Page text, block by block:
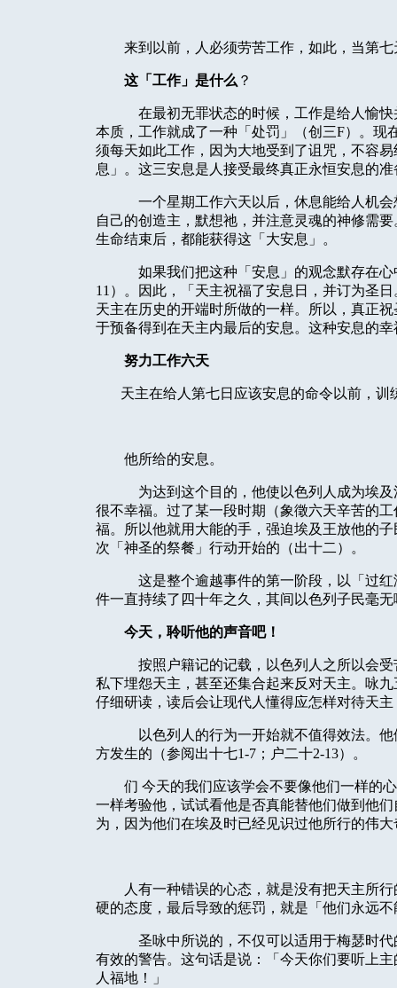
来到以前，人必须劳苦工作，如此，当第
这「工作」是什么 ？
在最初无罪状态的时候，工作是给人愉
本质，工作就成了一种「处罚」（创三F）。
须每天如此工作，因为大地受到了诅咒，不容
息」。这三安息是人接受最终真正永恒安息的
一个星期工作六天以后，休息能给人机
自己的创造主，默想祂，并注意灵魂的神修需
生命结束后，都能获得这「大安息」。
如果我们把这种「安息」的观念默存在
11）。因此，「天主祝福了安息日，并订为圣
天主在历史的开端时所做的一样。所以，真正
于预备得到在天主内最后的安息。这种安息的
努力工作六天
天主在给人第七日应该安息的命令以前，
他所给的安息。
为达到这个目的，他使以色列人成为埃
很不幸福。过了某一段时期（象徵六天辛苦的
福。所以他就用大能的手，强迫埃及王放他的
次「神圣的祭餐」行动开始的（出十二）。
这是整个逾越事件的第一阶段，以「过
件一直持续了四十年之久，其间以色列子民毫
今天，聆听他的声音吧！
按照户籍记的记载，以色列人之所以会
私下埋怨天主，甚至还集合起来反对天主。咏
仔细研读，读后会让现代人懂得应怎样对待天
以色列人的行为一开始就不值得效法。
方发生的（参阅出十七1-7；户二十2-13）。
们 今天的我们应该学会不要像他们一样的
一样考验他，试试看他是否真能替他们做到他
为，因为他们在埃及时已经见识过他所行的伟
人有一种错误的心态，就是没有把天主所
硬的态度，最后导致的惩罚，就是「他们永远
圣咏中所说的，不仅可以适用于梅瑟时
有效的警告。这句话是说：「今天你们要听上
人福地！」